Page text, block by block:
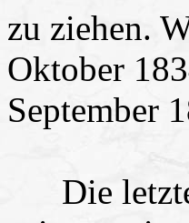
zu ziehen.
Oktober
September
Die letzte